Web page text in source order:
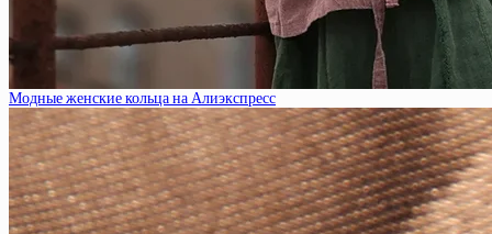
Модные женские кольца на Алиэкспресс